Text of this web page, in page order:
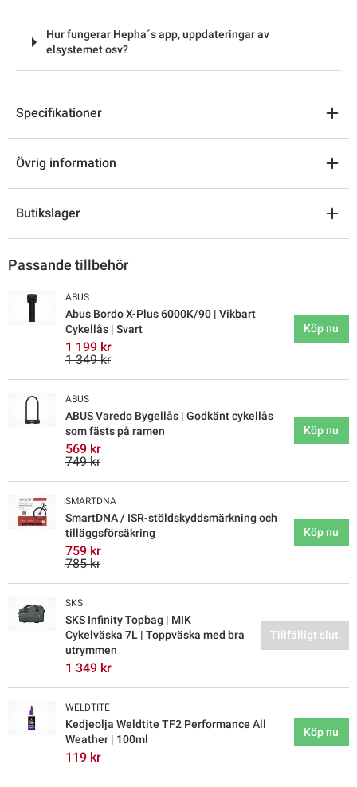
Hur fungerar Hepha´s app, uppdateringar av
elsystemet osv?
Specifikationer
Övrig information
Butikslager
Passande tillbehör
ABUS
Abus Bordo X-Plus 6000K/90 | Vikbart
Cykellås | Svart
1 199 kr
1 349 kr
Köp nu
ABUS
ABUS Varedo Bygellås | Godkänt cykellås
som fästs på ramen
569 kr
749 kr
Köp nu
SMARTDNA
SmartDNA / ISR-stöldskyddsmärkning och
tilläggsförsäkring
759 kr
785 kr
Köp nu
SKS
SKS Infinity Topbag | MIK
Cykelväska 7L | Toppväska med bra
utrymmen
1 349 kr
Tillfälligt slut
WELDTITE
Kedjeolja Weldtite TF2 Performance All
Weather | 100ml
119 kr
Köp nu